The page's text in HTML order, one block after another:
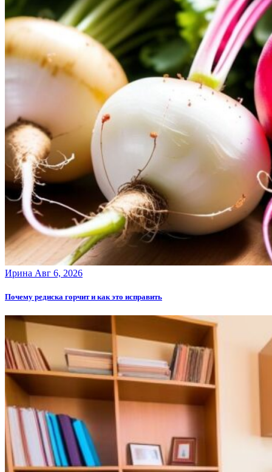
Ирина Авг 6, 2026
Почему редиска горчит и как это исправить